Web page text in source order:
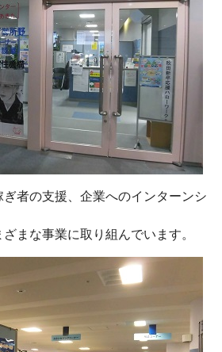
者の支援、企業へのインターンシ
まな事業に取り組んでいます。